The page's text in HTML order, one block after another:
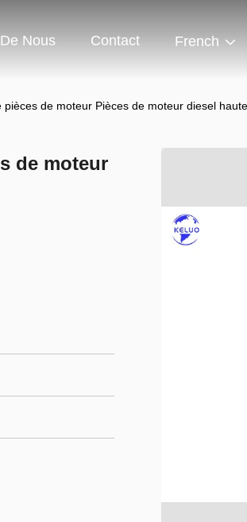
Nous Contact French
pièces de moteur Pièces de moteur diesel
de moteur